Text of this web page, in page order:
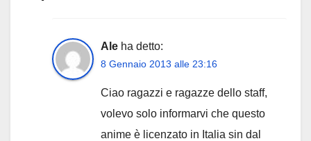
Ale ha detto:
8 Gennaio 2013 alle 23:16
Ciao ragazzi e ragazze dello staff,
volevo solo informarvi che questo
anime è licenzato in Italia sin dal